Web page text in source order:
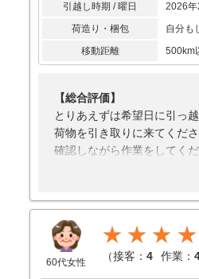
引越し時期 / 曜日
2026年
荷造り・梱包
自分も
移動距離
500km
【総合評価】
とりあえずは希望日に引っ
荷物を引き取りに来てくだ
確認しながら作業をしてく
【引越し作業】
荷物を引き取りに来てくれ
冷蔵庫や家具等の梱包が丁
も思った。
60代女性
★★★★
（接客： 4 作業：